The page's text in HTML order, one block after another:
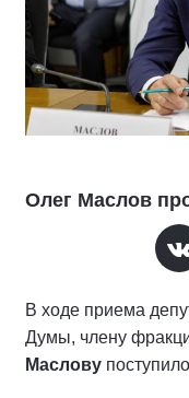
Олег Маслов
В ходе приема
Думы, члену
Маслову